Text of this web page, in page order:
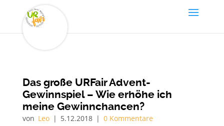
Das große URFair Advent-
Gewinnspiel – Wie erhöhe ich
meine Gewinnchancen?
von Leo | 5.12.2018 | 0 Kommentare